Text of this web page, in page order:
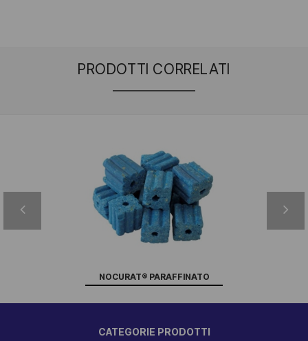
PRODOTTI CORRELATI
NOCURAT® PARAFFINATO
CATEGORIE PRODOTTI